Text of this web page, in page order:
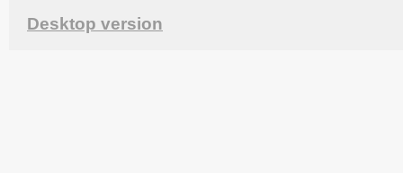
Desktop version